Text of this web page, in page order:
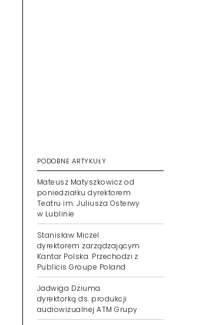
PODOBNE ARTYKUŁY
Mateusz Matyszkowicz od
poniedziałku dyrektorem
Teatru im. Juliusza Osterwy
w Lublinie
Stanisław Miczel
dyrektorem zarządzającym
Kantar Polska. Przechodzi z
Publicis Groupe Poland
Jadwiga Dziuma
dyrektorką ds. produkcji
audiowizualnej ATM Grupy